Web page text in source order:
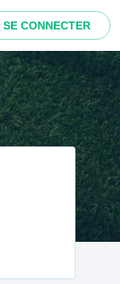
SE CONNECTER